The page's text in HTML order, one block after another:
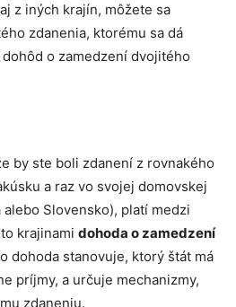
z iných krajín, môžete sa
zdanenia, ktorému sa dá
o zamedzení dvojitého
by ste boli zdanení z rovnakého
a raz vo svojej domovskej
Slovensko), platí medzi
krajinami dohoda o zamedzení
dohoda stanovuje, ktorý štát má
príjmy, a určuje mechanizmy,
zdaneniu.